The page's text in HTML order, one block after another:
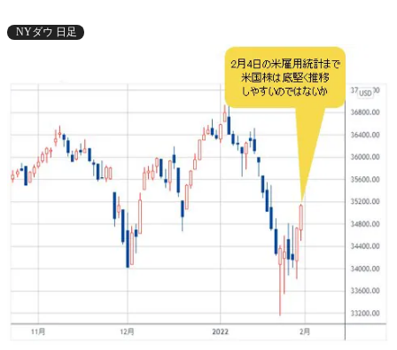
NYダウ 日足